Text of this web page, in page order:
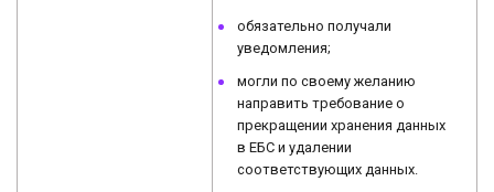
обязательно получали
уведомления;
могли по своему желанию
направить требование о
прекращении хранения данных
в ЕБС и удалении
соответствующих данных.